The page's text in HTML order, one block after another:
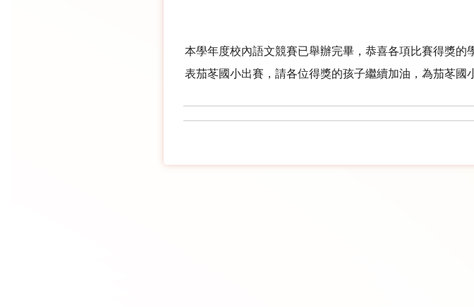
本學年度校內語文競賽已舉辦完畢，恭喜各項比賽得獎
表茄苳國小出賽，請各位得獎的孩子繼續加油，為茄苳國